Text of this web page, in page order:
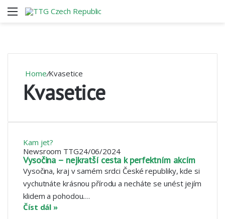
Menu
Home/Kvasetice
Kvasetice
Kam jet?
Newsroom TTG24/06/2024
Vysočina – nejkratší cesta k perfektním akcím
Vysočina, kraj v samém srdci České republiky, kde si
vychutnáte krásnou přírodu a necháte se unést jejím
klidem a pohodou.…
Číst dál »